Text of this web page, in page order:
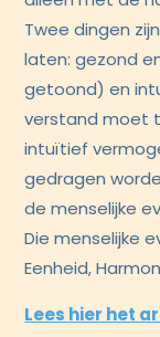
Twee dingen
laten: gezond
getoond) en
verstand moet
intuïtief
gedragen
de menselijke
Die menselijke
Eenheid,
Lees hier het